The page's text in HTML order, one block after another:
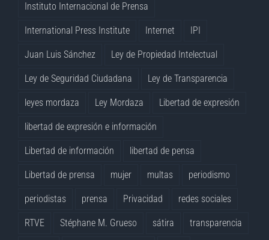
Instituto Internacional de Prensa
International Press Institute Internet IPI
Juan Luis Sánchez Ley de Propiedad Intelectual
Ley de Seguridad Ciudadana Ley de Transparencia
leyes mordaza Ley Mordaza Libertad de expresión
libertad de expresión e información
Libertad de información libertad de pensa
Libertad de prensa mujer multas periodismo
periodistas prensa Privacidad redes sociales
RTVE Stéphane M. Grueso sátira transparencia